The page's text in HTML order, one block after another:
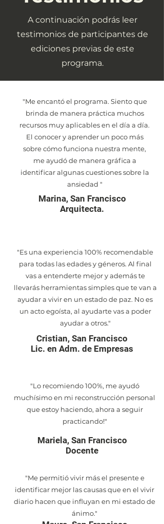
A continuación podrás leer
testimonios de participantes de
ediciones previas de este
programa.
"Me encantó el programa. Siento que
brinda de manera práctica muchos
recursos muy aplicables en el día a día.
El conocer y aprender un poco más
sobre cómo funciona nuestra mente,
me ayudó de manera gráfica a
identificar algunas cuestiones sobre la
ansiedad "
Marina, San Francisco
Arquitecta.
"Es una experiencia 100% recomendable
para todas las edades y géneros. Al final
vas a entenderte mejor y además te
llevarás herramientas simples que te van a
ayudar a vivir en un estado de paz. No es
un acto egoísta, al ayudarte vas a poder
ayudar a otros."
Cristian, San Francisco
Lic. en Adm. de Empresas
"Lo recomiendo 100%, me ayudó
muchísimo en mi reconstrucción personal
que estoy haciendo, ahora a seguir
practicando!"
Mariela, San Francisco
Docente
"Me permitió vivir más el presente e
identificar mejor las causas que en el vivir
diario hacen que influyan en mi estado de
ánimo."